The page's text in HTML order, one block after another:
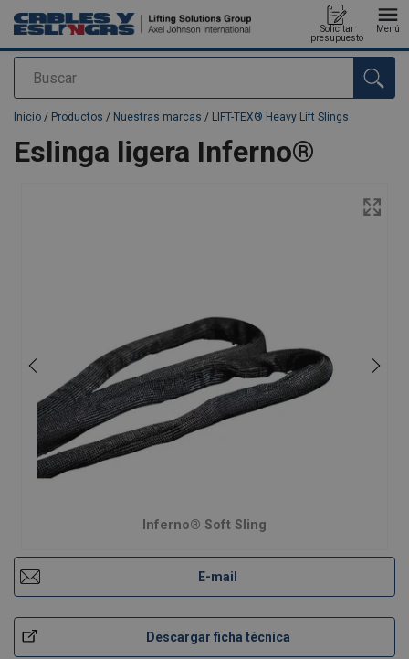
Buscar
Solicitar
presupuesto
Menú
Agregado a su presupuesto
Inicio / Productos / Nuestras marcas / LIFT-TEX® Heavy Lift Slings
Eslinga ligera Inferno®
Inferno® Soft Sling
E-mail
Descargar ficha técnica